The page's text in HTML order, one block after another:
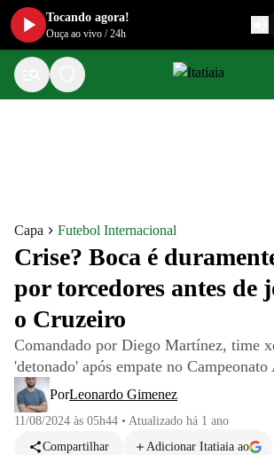
Capa Futebol Internacional
Crise? Boca é
por torcedores antes de
o Cruzeiro
Comandado por Diego Martínez, time
'detonado' após empate no
PorLeonardo Gimenez
11/08/2024 às 05h44 • Atualizado há 1 ano
Compartilhar
Adicionar Itatiaia ao
Tocando agora!
Ouça ao vivo /24h